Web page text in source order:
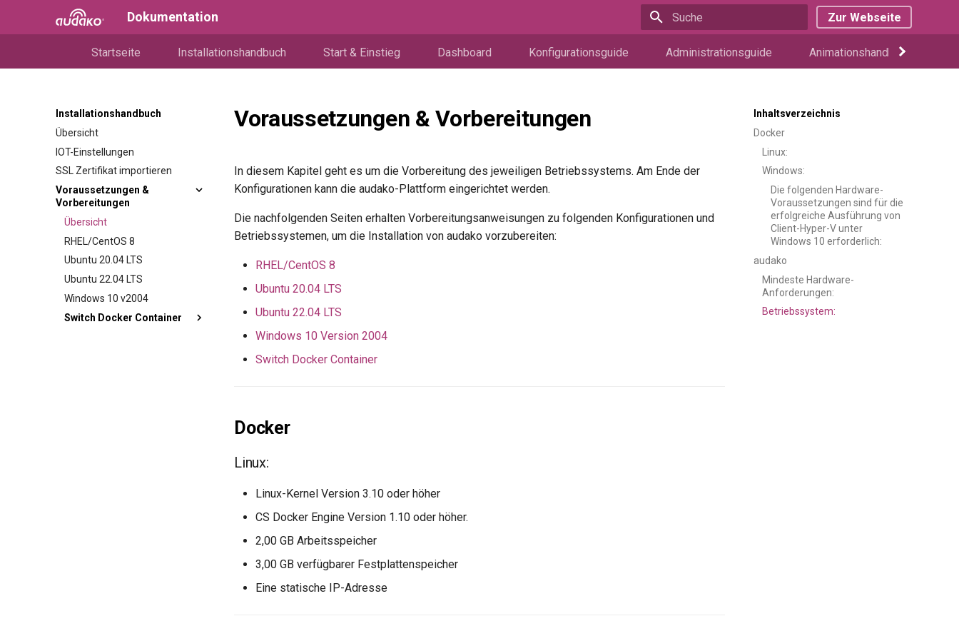
Dokumentation Zur Webseite
Startseite Installationshandbuch Start & Einstieg Dashboard Konfigurationsguide Administrationsguide Animationshandbuch
Installationshandbuch
Übersicht
IOT-Einstellungen
SSL Zertifikat importieren
Voraussetzungen &
Vorbereitungen
Übersicht
RHEL/CentOS 8
Ubuntu 20.04 LTS
Ubuntu 22.04 LTS
Windows 10 v2004
Switch Docker Container
Inhaltsverzeichnis
Docker
Linux:
Windows:
Die folgenden Hardware-
Voraussetzungen sind für die
erfolgreiche Ausführung von
Client-Hyper-V unter
Windows 10 erforderlich:
audako
Mindeste Hardware-
Anforderungen:
Betriebssystem:
Voraussetzungen & Vorbereitungen
In diesem Kapitel geht es um die Vorbereitung des jeweiligen Betriebssystems. Am Ende der
Konfigurationen kann die audako-Plattform eingerichtet werden.
Die nachfolgenden Seiten erhalten Vorbereitungsanweisungen zu folgenden Konfigurationen und
Betriebssystemen, um die Installation von audako vorzubereiten:
RHEL/CentOS 8
Ubuntu 20.04 LTS
Ubuntu 22.04 LTS
Windows 10 Version 2004
Switch Docker Container
Docker
Linux:
Linux-Kernel Version 3.10 oder höher
CS Docker Engine Version 1.10 oder höher.
2,00 GB Arbeitsspeicher
3,00 GB verfügbarer Festplattenspeicher
Eine statische IP-Adresse